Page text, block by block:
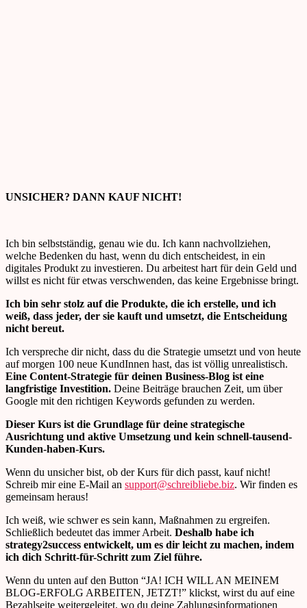
UNSICHER? DANN KAUF NICHT!
Ich bin selbstständig, genau wie du. Ich kann nachvollziehen,
welche Bedenken du hast, wenn du dich entscheidest, in ein
digitales Produkt zu investieren. Du arbeitest hart für dein Geld und
willst es nicht für etwas verschwenden, das keine Ergebnisse bringt.
Ich bin sehr stolz auf die Produkte, die ich erstelle, und ich
weiß, dass jeder, der sie kauft und umsetzt, die Entscheidung
nicht bereut.
Ich verspreche dir nicht, dass du die Strategie umsetzt und von heute
auf morgen 100 neue KundInnen hast, das ist völlig unrealistisch.
Eine Content-Strategie für deinen Business-Blog ist eine
langfristige Investition. Deine Beiträge brauchen Zeit, um über
Google mit den richtigen Keywords gefunden zu werden.
Dieser Kurs ist die Grundlage für deine strategische
Ausrichtung und aktive Umsetzung und kein schnell-tausend-
Kunden-haben-Kurs.
Wenn du unsicher bist, ob der Kurs für dich passt, kauf nicht!
Schreib mir eine E-Mail an support@schreibliebe.biz. Wir finden es
gemeinsam heraus!
Ich weiß, wie schwer es sein kann, Maßnahmen zu ergreifen.
Schließlich bedeutet das immer Arbeit. Deshalb habe ich
strategy2success entwickelt, um es dir leicht zu machen, indem
ich dich Schritt-für-Schritt zum Ziel führe.
Wenn du unten auf den Button “JA! ICH WILL AN MEINEM
BLOG-ERFOLG ARBEITEN, JETZT!” klickst, wirst du auf eine
Bezahlseite weitergeleitet, wo du deine Zahlungsinformationen